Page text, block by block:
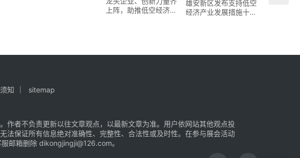
上阵，助推低空经济进
雄安新区发布支持低空
经济产业发展措施十二
知 sitemap
作者不负责更新以往文章观点，以最新文章为准。用户依网站其他观点投
法保证所有信息绝对准确性、完整性、合法性或及时性。在参与展会活动
邮箱删除 dikongjingji@126.com。